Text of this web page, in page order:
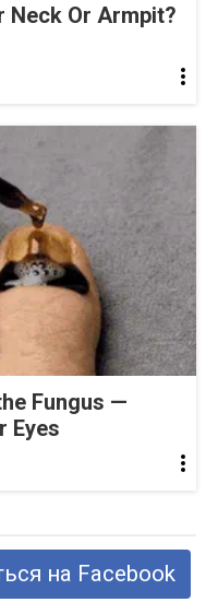
Neck Or Armpit?
Fungus —
Eyes
на Facebook